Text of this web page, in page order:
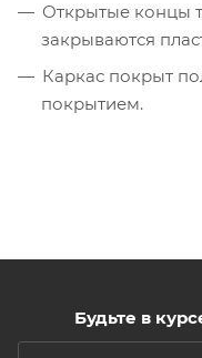
Открытые концы
закрываются
Каркас покрыт
покрытием.
Будьте в